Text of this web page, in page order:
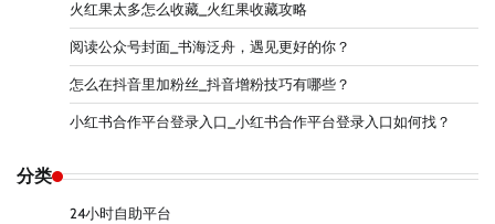
火红果太多怎么收藏_火红果收藏攻略
阅读公众号封面_书海泛舟，遇见更好的你？
怎么在抖音里加粉丝_抖音增粉技巧有哪些？
小红书合作平台登录入口_小红书合作平台登录入口如何找？
分类
24小时自助平台